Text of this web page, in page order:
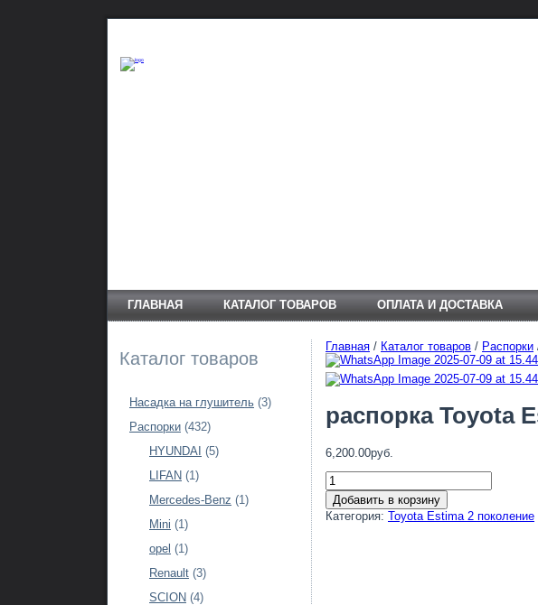
ГЛАВНАЯ КАТАЛОГ ТОВАРОВ ОПЛАТА И ДОСТАВКА
Каталог товаров
Насадка на глушитель (3)
Распорки (432)
HYUNDAI (5)
LIFAN (1)
Mercedes-Benz (1)
Mini (1)
opel (1)
Renault (3)
SCION (4)
Главная / Каталог товаров / Распорки
распорка Toyota
6,200.00руб.
Добавить в корзину
Категория: Toyota Estima 2 поколение